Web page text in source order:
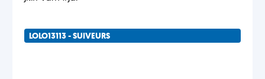
LOLO13113 - SUIVEURS